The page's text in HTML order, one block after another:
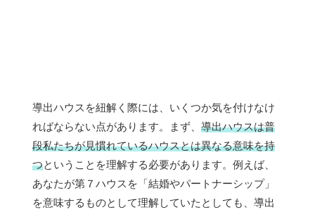
導出ハウスを紐解く際には、いくつか気を付けなけ
ればならない点があります。まず、 導出ハウスは普
段私たちが見慣れているハウスとは異なる意味を持
つということを理解する必要があります。例えば、
あなたが第７ハウスを「結婚やパートナーシップ」
を意味するものとして理解していたとしても、導出